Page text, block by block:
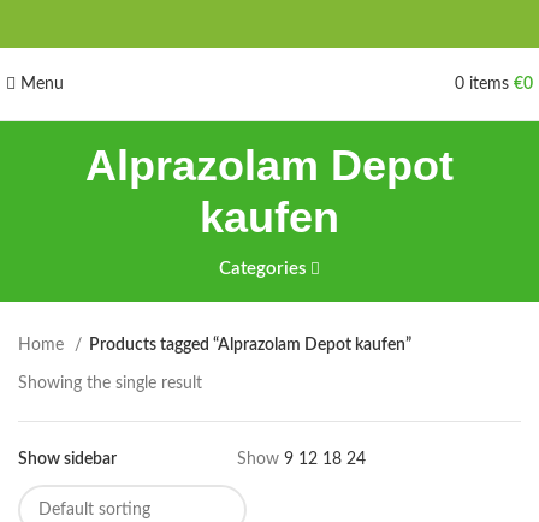
Menu 0 items €0
Alprazolam Depot
kaufen
Categories
Home Products tagged “Alprazolam Depot kaufen”
Showing the single result
Show sidebar Show 9 12 18 24